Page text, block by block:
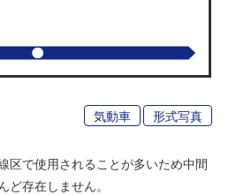
気動車 形式写真
区で使用されることが多いため中間
存在しません。